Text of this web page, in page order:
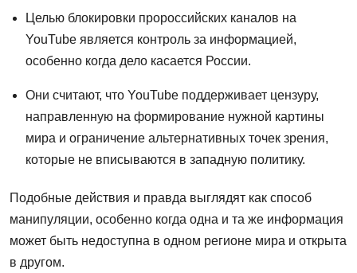
Целью блокировки пророссийских каналов на
YouTube является контроль за информацией,
особенно когда дело касается России.
Они считают, что YouTube поддерживает цензуру,
направленную на формирование нужной картины
мира и ограничение альтернативных точек зрения,
которые не вписываются в западную политику.
Подобные действия и правда выглядят как способ
манипуляции, особенно когда одна и та же информация
может быть недоступна в одном регионе мира и открыта
в другом.